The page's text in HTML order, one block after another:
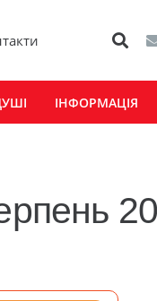
ІНФОРМАЦІЯ